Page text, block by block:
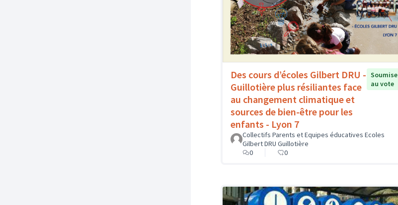
Des cours d’écoles Gilbert DRU -
Guillotière plus résiliantes face
au changement climatique et
sources de bien-être pour les
enfants - Lyon 7
Soumise
au vote
Collectifs Parents et Equipes éducatives Ecoles
Gilbert DRU Guillotière
0
0